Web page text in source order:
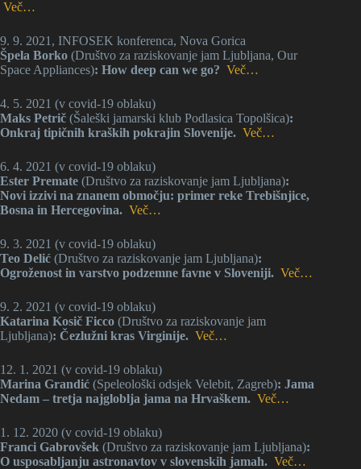
Več…
9. 9. 2021, INFOSEK konferenca, Nova Gorica
Špela Borko (Društvo za raziskovanje jam Ljubljana, Our
Space Appliances): How deep can we go? Več…
4. 5. 2021 (v covid-19 oblaku)
Maks Petrič (Šaleški jamarski klub Podlasica Topolšica):
Onkraj tipičnih kraških pokrajin Slovenije. Več…
6. 4. 2021 (v covid-19 oblaku)
Ester Premate (Društvo za raziskovanje jam Ljubljana):
Novi izzivi na znanem območju: primer reke Trebišnjice,
Bosna in Hercegovina. Več…
9. 3. 2021 (v covid-19 oblaku)
Teo Delić (Društvo za raziskovanje jam Ljubljana):
Ogroženost in varstvo podzemne favne v Sloveniji. Več…
9. 2. 2021 (v covid-19 oblaku)
Katarina Kosič Ficco (Društvo za raziskovanje jam
Ljubljana): Čezlužni kras Virginije. Več…
12. 1. 2021 (v covid-19 oblaku)
Marina Grandić (Speleološki odsjek Velebit, Zagreb): Jama
Nedam – tretja najgloblja jama na Hrvaškem. Več…
1. 12. 2020 (v covid-19 oblaku)
Franci Gabrovšek (Društvo za raziskovanje jam Ljubljana):
O usposabljanju astronavtov v slovenskih jamah. Več…